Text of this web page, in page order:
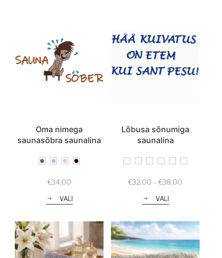
Oma nimega
saunasõbra saunalina
€34,00
VALI
Lõbusa sõnumiga
saunalina
€32,00 – €38,00
€38,00
VALI